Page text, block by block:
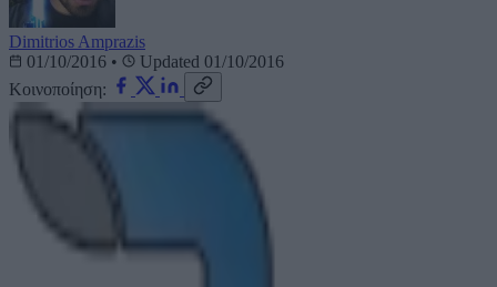
Dimitrios Amprazis
01/10/2016 •
Updated 01/10/2016
Κοινοποίηση: